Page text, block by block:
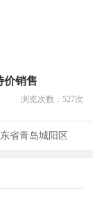
价销售
浏览次数： 527次
省青岛城阳区